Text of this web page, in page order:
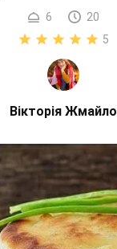
6
20
5
Вікторія Жмайло